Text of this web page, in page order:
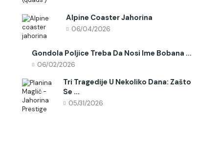
Alpine Coaster Jahorina
06/04/2026
Gondola Poljice Treba Da Nosi Ime Bobana ...
06/02/2026
Tri Tragedije U Nekoliko Dana: Zašto
Se ...
05/31/2026